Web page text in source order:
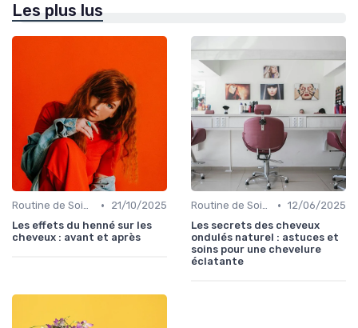
Les plus lus
Routine de Soins pour Cheveux Bouclés •
21/10/2025
Les effets du henné sur les
cheveux : avant et après
Routine de Soins pour Cheveux Bouclés • 12/06/2025
Les secrets des cheveux
ondulés naturel : astuces et
soins pour une chevelure
éclatante